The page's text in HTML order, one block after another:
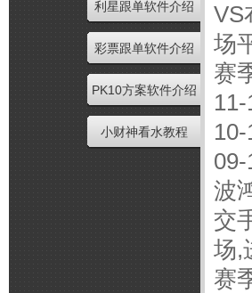
利星跟单软件介绍
彩票跟单软件介绍
PK10方案软件介绍
小财神看水教程
VS
场
赛
波
交
场,
赛